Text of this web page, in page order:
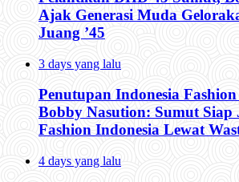
Ajak Generasi Muda
Juang ’45
3 days yang lalu
Penutupan Indonesia Fashion
Bobby Nasution: Sumut Siap
Fashion Indonesia Lewat
4 days yang lalu